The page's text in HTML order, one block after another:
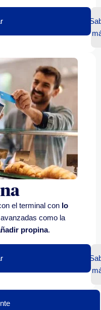
el terminal con lo
como la
propina.